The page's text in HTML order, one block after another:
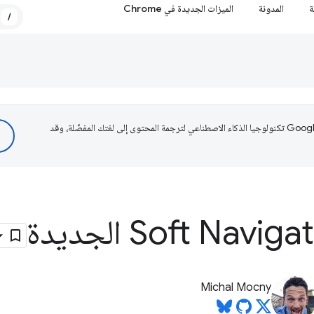
المدونة الميزات الجديدة في Chrome
/
تستخدم Google تكنولوجيا الذكاء الاصطناعي لترجمة المحتوى إلى لغتك المفضّلة، وقد
Michal Mocny